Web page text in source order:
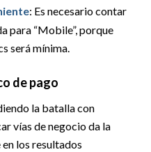
: Es necesario contar
para “Mobile”, porque
será mínima.
de pago
la batalla con
vías de negocio da la
los resultados